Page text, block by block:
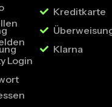
Login
Kreditkarte
Klarna